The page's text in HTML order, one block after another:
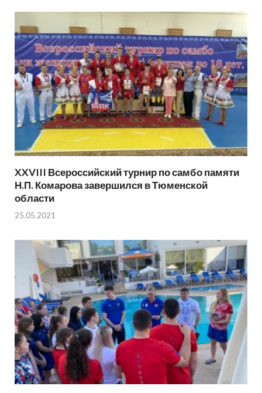
XXVIII Всероссийский турнир по самбо памяти
Н.П. Комарова завершился в Тюменской
области
25.05.2021